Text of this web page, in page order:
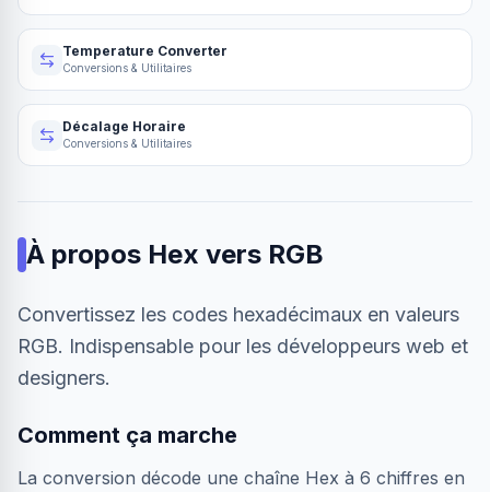
Temperature Converter
Conversions & Utilitaires
Décalage Horaire
Conversions & Utilitaires
À propos Hex vers RGB
Convertissez les codes hexadécimaux en valeurs
RGB. Indispensable pour les développeurs web et
designers.
Comment ça marche
La conversion décode une chaîne Hex à 6 chiffres en